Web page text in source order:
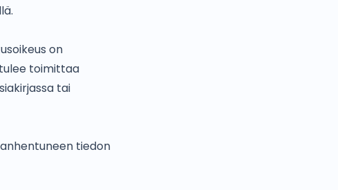
on
toimittaa
tai
tiedon